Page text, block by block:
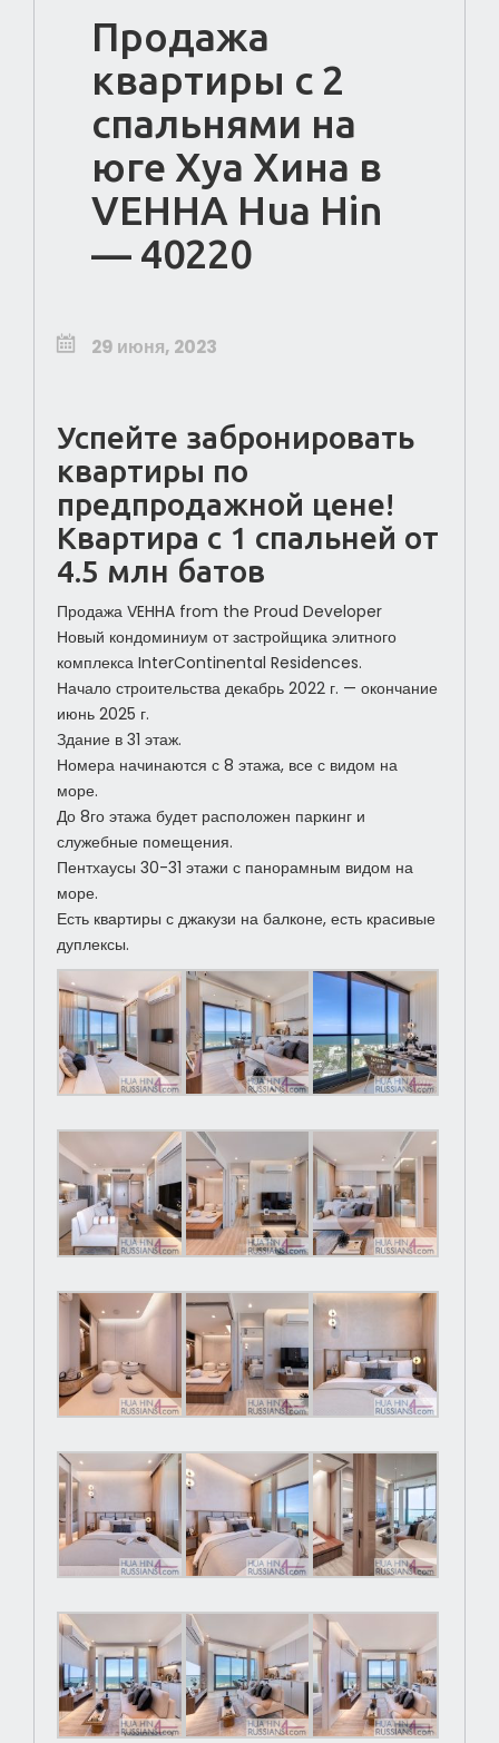
Продажа
квартиры с 2
спальнями на
юге Хуа Хина в
VEHHA Hua Hin
— 40220
29 июня, 2023
Успейте забронировать
квартиры по
предпродажной цене!
Квартира с 1 спальней от
4.5 млн батов
Продажа VEHHA from the Proud Developer
Новый кондоминиум от застройщика элитного
комплекса InterContinental Residences.
Начало строительства декабрь 2022 г. — окончание
июнь 2025 г.
Здание в 31 этаж.
Номера начинаются с 8 этажа, все с видом на
море.
До 8го этажа будет расположен паркинг и
служебные помещения.
Пентхаусы 30-31 этажи с панорамным видом на
море.
Есть квартиры с джакузи на балконе, есть красивые
дуплексы.